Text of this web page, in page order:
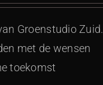
Groenstudio Zuid.
met de wensen
toekomst